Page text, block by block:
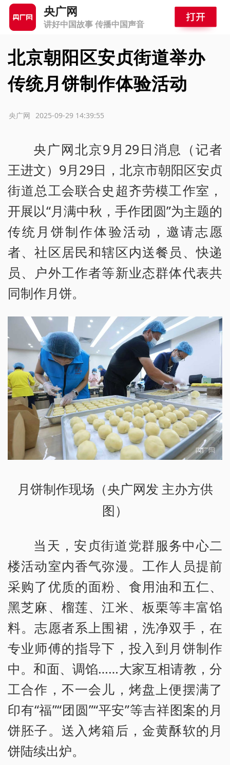
央广网
讲好中国故事 传播中国声音
北京朝阳区安贞街道举办
传统月饼制作体验活动
2025-09-29 14:39:55
央广网
央广网北京9月29日消息（记者
王进文）9月29日，北京市朝阳区安贞
街道总工会联合史超齐劳模工作室，
开展以“月满中秋，手作团圆”为主题的
传统月饼制作体验活动，邀请志愿
者、社区居民和辖区内送餐员、快递
员、户外工作者等新业态群体代表共
同制作月饼。
月饼制作现场（央广网发 主办方供
图）
当天，安贞街道党群服务中心二
楼活动室内香气弥漫。工作人员提前
采购了优质的面粉、食用油和五仁、
黑芝麻、榴莲、江米、板栗等丰富馅
料。志愿者系上围裙，洗净双手，在
专业师傅的指导下，投入到月饼制作
中。和面、调馅……大家互相请教，分
工合作，不一会儿，烤盘上便摆满了
印有“福”“团圆”“平安”等吉祥图案的月
饼胚子。送入烤箱后，金黄酥软的月
饼陆续出炉。